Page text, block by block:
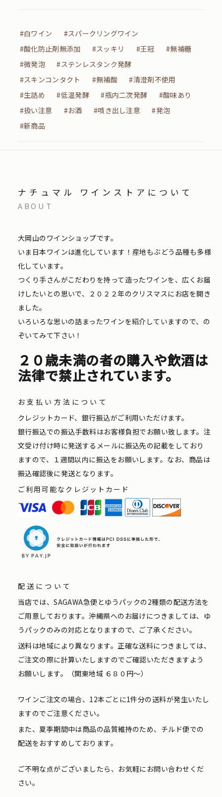
#白ワイン
#スパークリングワイン
#酸化防止剤無添加
#スッキリ #王冠
#無補糖
#微発泡
#ステンレスタンク発酵
#スキンコンタクト
#無補酸
#清澄剤不使用
#生詰め
#低温発酵 #瓶内二次発酵
#酸味あり
#扱い注意
#お酒 #噴き出し注意
#発泡
#新商品
ナチュマル ワインストアについて
ABOUT
大岡山のワインショップです。
いま日本ワインは進化しています！産地もぶどう品種も多様
化しています。
つくり手さんがこだわりを持って造ったワインを、広くお届
けしたいとの思いで、２０２２年のクリスマスにお店を開き
ました。
いろいろな思いの詰まったワインを紹介していますので、の
ぞいてみて下さい！
２０歳未満の者の購入や飲酒は
法律で禁止されています。
お支払い方法について
クレジットカード、銀行振込がご利用いただけます。
銀行振込での振込手数料はお客様負担でお願い致します。注
文受け付け時に発送するメールに振込先の記載をしており
ますので、１週間以内に振込をお願いします。なお、商品は
振込確認後に発送となります。
ご利用可能なクレジットカード
配送について
当店では、SAGAWA急便とゆうパックの2種類の配送方法を
ご用意しております。沖縄県へのお届けにつきましては、ゆ
うパックのみの対応となりますので、ご了承ください。
送料は地域により異なります。正確な送料につきましては、
ご注文の際に計算いたしますのでご確認いただきますよう
お願いします。（関東地域 ６８０円〜）
ワインご注文の場合、12本ごとに1件分の送料が発生いたし
ますのでご注意ください。
また、夏季期間中は商品の品質維持のため、チルド便での
配送をおすすめしております。
ご不明な点がございましたら、お気軽にお問い合わせくだ
さい。